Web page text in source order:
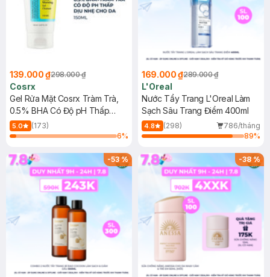
139.000 ₫298.000 ₫
Cosrx
Gel Rửa Mặt Cosrx Tràm Trà,
0.5% BHA Có Độ pH Thấp
150ml
5.0
(173)
6%
169.000 ₫289.000 ₫
L'Oreal
Nước Tẩy Trang L'Oreal Làm
Sạch Sâu Trang Điểm 400ml
4.8 (298)
786/tháng
89%
-53% -38%